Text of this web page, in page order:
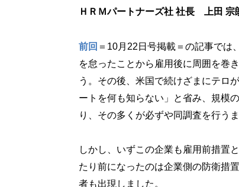
ＨＲＭパートナーズ社 社長 上田 宗
前回 ＝10月22日号掲載＝の記事では
を怠ったことから雇用後に周囲を巻
う。その後、米国で続けざまにテロ
ートを何も知らない」と省み、規模
り、その多くが必ずや同調査を行う
しかし、いずこの企業も雇用前措置
たり前になったのは企業側の防衛措
者も出現しました。